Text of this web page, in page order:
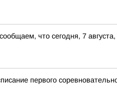
что сегодня, 7
первого